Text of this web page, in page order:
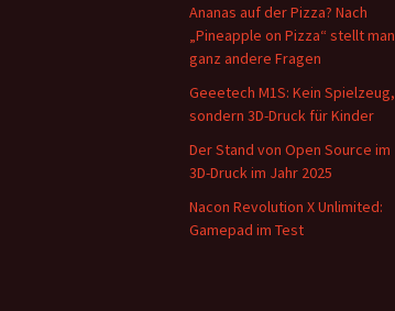
Ananas auf der Pizza? Nach
„Pineapple on Pizza“ stellt man
ganz andere Fragen
Geeetech M1S: Kein Spielzeug,
sondern 3D-Druck für Kinder
Der Stand von Open Source im
3D-Druck im Jahr 2025
Nacon Revolution X Unlimited:
Gamepad im Test